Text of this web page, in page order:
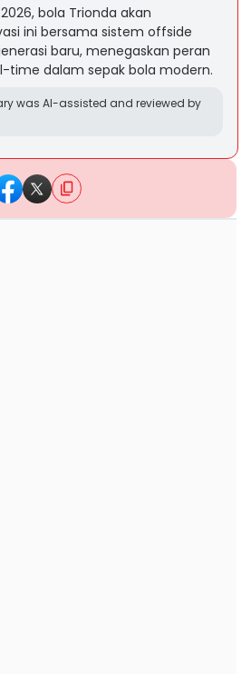
bola Trionda akan
ini bersama sistem offside
baru, menegaskan peran
time dalam sepak bola modern.
was AI-assisted and reviewed by